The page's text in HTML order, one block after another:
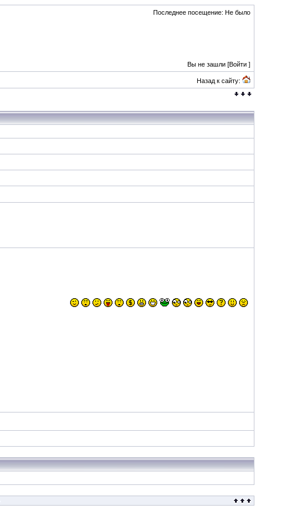
Последнее посещение: Не было
Вы не зашли [Войти]
Назад к сайту: